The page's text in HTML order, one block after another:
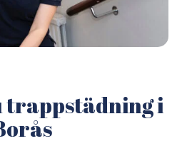
trappstädning i